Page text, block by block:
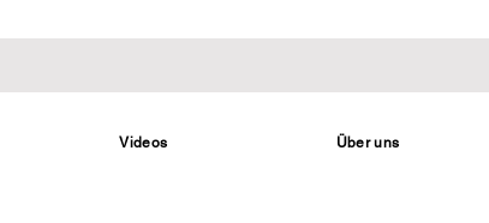
Videos Über uns